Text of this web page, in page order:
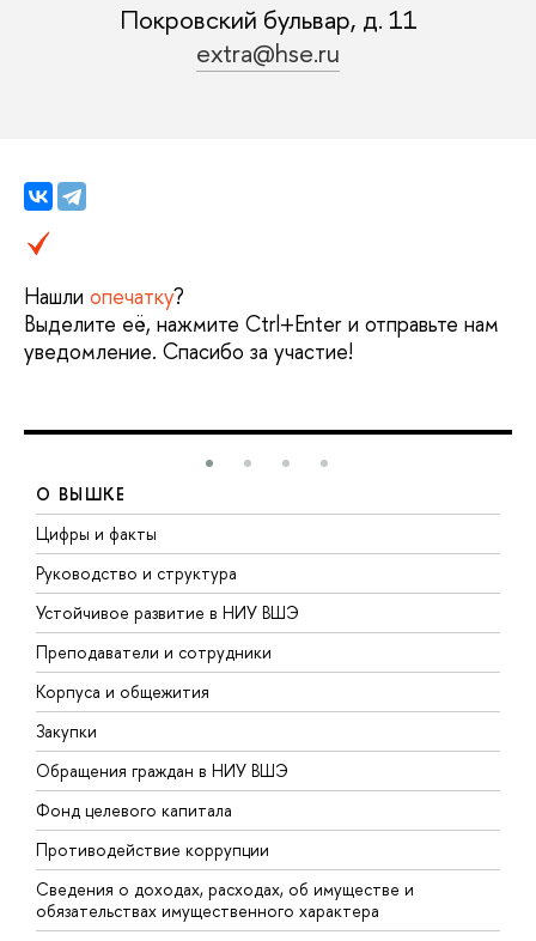
Покровский бульвар, д. 11
extra@hse.ru
Нашли опечатку?
Выделите её, нажмите Ctrl+Enter и отправьте нам
уведомление. Спасибо за участие!
О ВЫШКЕ
Цифры и факты
Руководство и структура
Устойчивое развитие в НИУ ВШЭ
Преподаватели и сотрудники
Корпуса и общежития
Закупки
Обращения граждан в НИУ ВШЭ
Фонд целевого капитала
Противодействие коррупции
Сведения о доходах, расходах, об имуществе и
обязательствах имущественного характера